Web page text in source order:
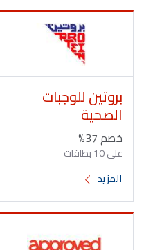
بروتين للوجبات
الصحية
خصم 37%
على 10 بطاقات
المزيد